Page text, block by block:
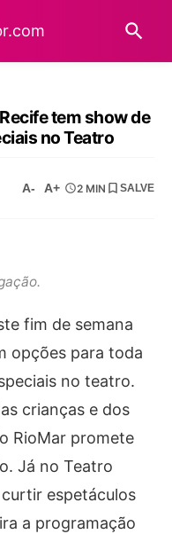
tem show de
no Teatro
A- A+ 2 MIN SALVE
fim de semana
opções para toda
no teatro.
crianças e dos
RioMar promete
Já no Teatro
espetáculos
a programação